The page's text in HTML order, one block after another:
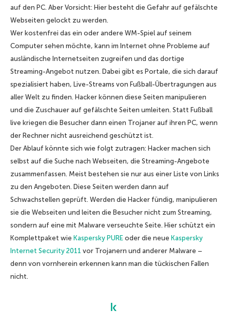
auf den PC. Aber Vorsicht: Hier besteht die Gefahr auf gefälschte
Webseiten gelockt zu werden.
Wer kostenfrei das ein oder andere WM-Spiel auf seinem
Computer sehen möchte, kann im Internet ohne Probleme auf
ausländische Internetseiten zugreifen und das dortige
Streaming-Angebot nutzen. Dabei gibt es Portale, die sich darauf
spezialisiert haben, Live-Streams von Fußball-Übertragungen aus
aller Welt zu finden. Hacker können diese Seiten manipulieren
und die Zuschauer auf gefälschte Seiten umleiten. Statt Fußball
live kriegen die Besucher dann einen Trojaner auf ihren PC, wenn
der Rechner nicht ausreichend geschützt ist.
Der Ablauf könnte sich wie folgt zutragen: Hacker machen sich
selbst auf die Suche nach Webseiten, die Streaming-Angebote
zusammenfassen. Meist bestehen sie nur aus einer Liste von Links
zu den Angeboten. Diese Seiten werden dann auf
Schwachstellen geprüft. Werden die Hacker fündig, manipulieren
sie die Webseiten und leiten die Besucher nicht zum Streaming,
sondern auf eine mit Malware verseuchte Seite. Hier schützt ein
Komplettpaket wie Kaspersky PURE oder die neue Kaspersky
Internet Security 2011 vor Trojanern und anderer Malware –
denn von vornherein erkennen kann man die tückischen Fallen
nicht.